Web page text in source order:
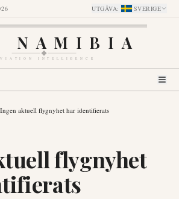
UTGÅVA: SVERIGE
NAMIBIA
INTELLIGENCE
Ingen aktuell flygnyhet har identifierats
flygnyhet